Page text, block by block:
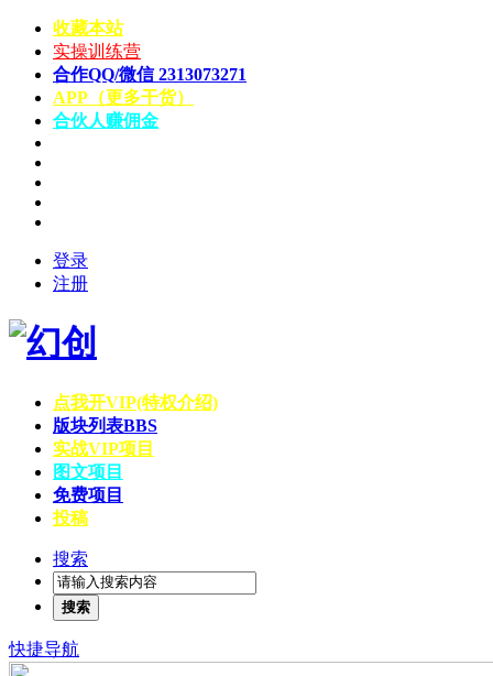
收藏本站
实操训练营
合作QQ/微信 2313073271
APP（更多干货）
合伙人赚佣金
登录
注册
点我开VIP(特权介绍)
版块列表BBS
实战VIP项目
图文项目
免费项目
投稿
搜索
搜索
快捷导航